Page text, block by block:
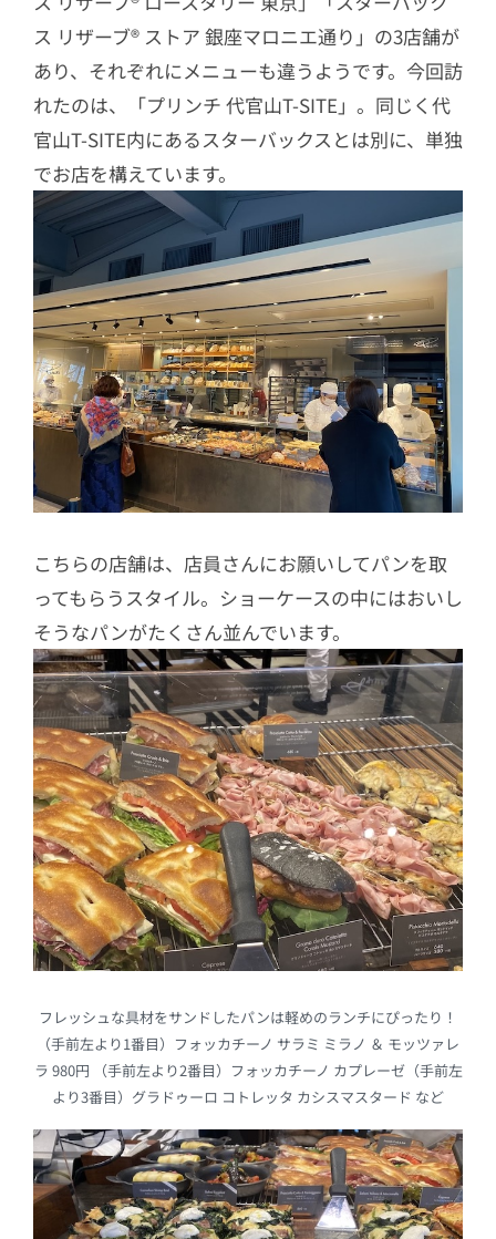
ス リザーブ® ストア 銀座マロニエ通り」の3店舗が
あり、それぞれにメニューも違うようです。今回訪
れたのは、「プリンチ 代官山T-SITE」。同じく代
官山T-SITE内にあるスターバックスとは別に、単独
でお店を構えています。
こちらの店舗は、店員さんにお願いしてパンを取
ってもらうスタイル。ショーケースの中にはおいし
そうなパンがたくさん並んでいます。
フレッシュな具材をサンドしたパンは軽めのランチにぴったり！
（手前左より1番目）フォッカチーノ サラミ ミラノ ＆ モッツァレ
ラ 980円 （手前左より2番目）フォッカチーノ カプレーゼ（手前左
より3番目）グラドゥーロ コトレッタ カシスマスタード など